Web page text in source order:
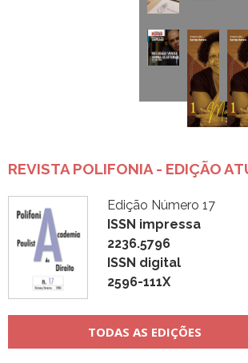
REVISTA POLIFONIA - EDIÇÃO
Edição Número 17
ISSN impressa
2236.5796
ISSN digital
2596-111X
TODAS AS EDIÇÕES